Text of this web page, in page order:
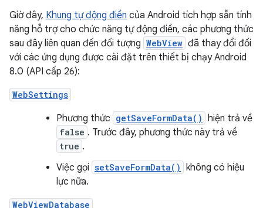
Giờ đây, Khung tự động điền của Android tích hợp sẵn tính
năng hỗ trợ cho chức năng tự động điền, các phương thức
sau đây liên quan đến đối tượng WebView đã thay đổi đối
với các ứng dụng được cài đặt trên thiết bị chạy Android
8.0 (API cấp 26):
WebSettings
Phương thức getSaveFormData() hiện trả về
false . Trước đây, phương thức này trả về
true .
Việc gọi setSaveFormData() không có hiệu
lực nữa.
WebViewDatabase